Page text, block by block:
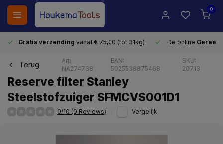
0
Gratis verzending vanaf € 75,00 (tot 31kg) De online
Terug
Art:
NA274738
EAN:
5025538875468
SKU:
20713
Reserve filter Stanley
Steelstofzuiger SFMCVS001D1
0/10 (0 Reviews) Vergelijk